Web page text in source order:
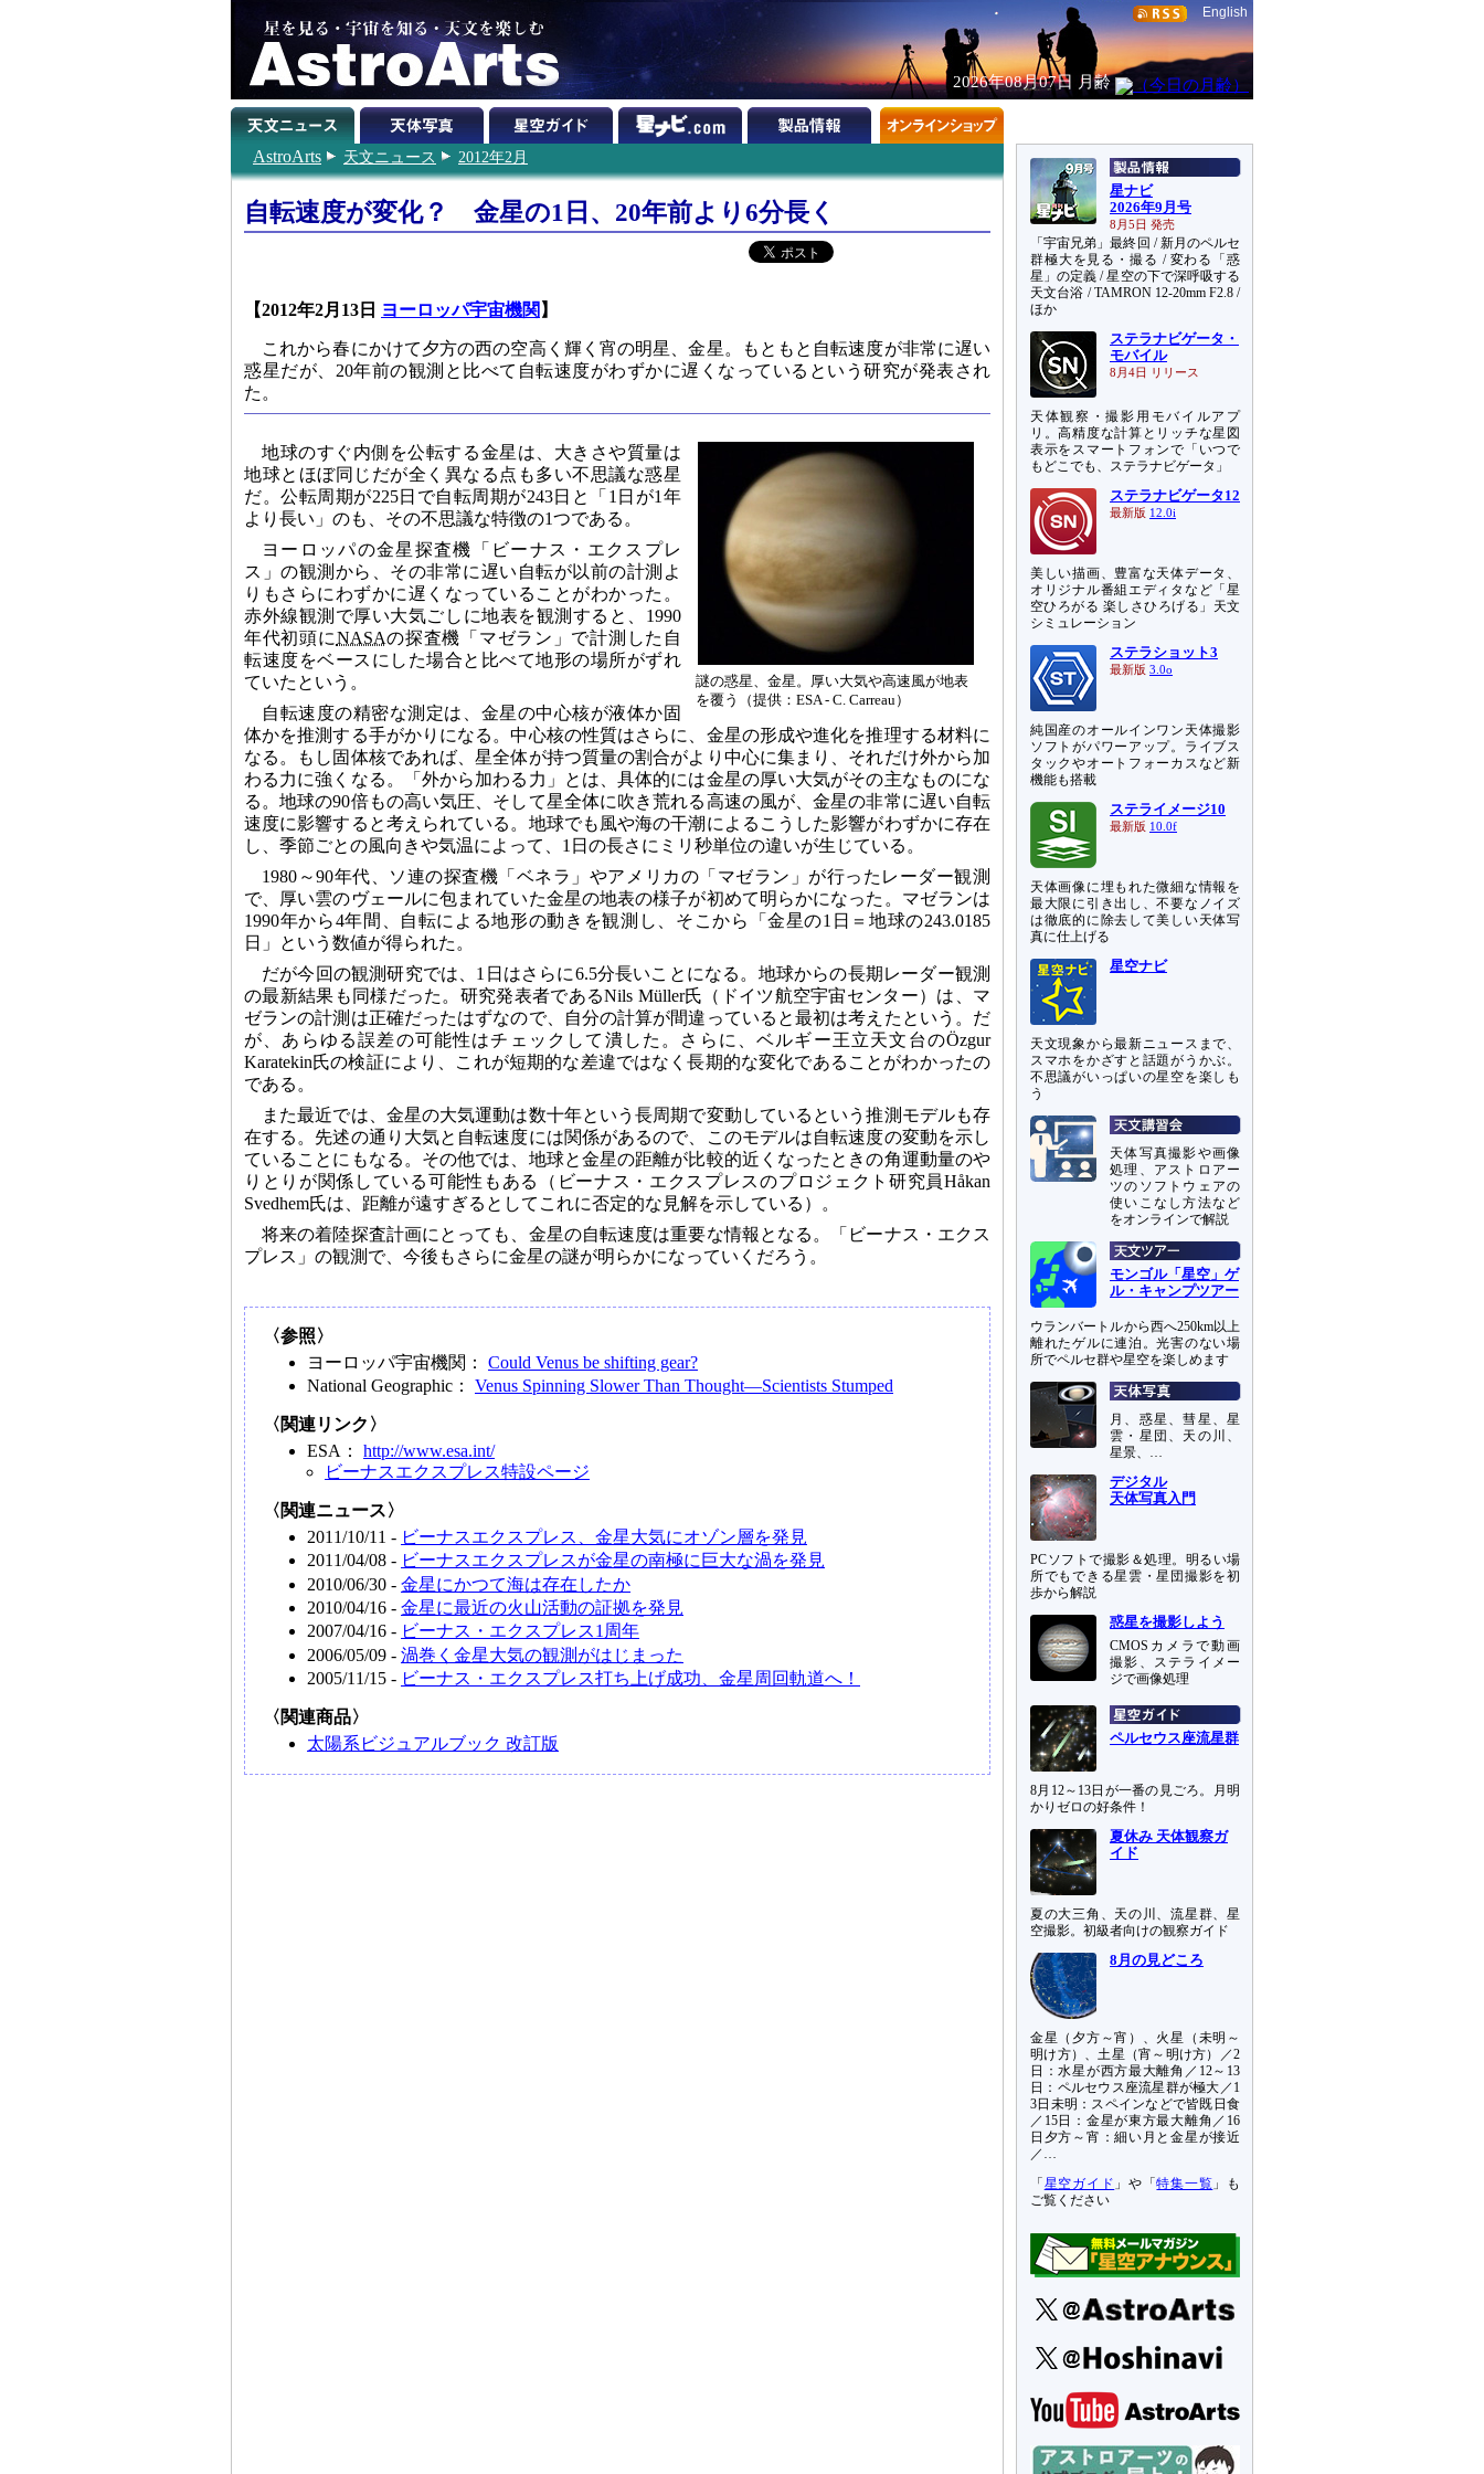
English
2026年08月07日 月齢
AstroArts 天文ニュース 2012年2月
自転速度が変化？ 金星の1日、20年前より6分長く
【2012年2月13日 ヨーロッパ宇宙機関 】
これから春にかけて夕方の西の空高く輝く宵の明星、金星。もともと自転速度が非常に遅い
惑星だが、20年前の観測と比べて自転速度がわずかに遅くなっているという研究が発表され
た。
謎の惑星、金星。厚い大気や高速風が地表
を覆う（提供：ESA - C. Carreau）
地球のすぐ内側を公転する金星は、大きさや質量は
地球とほぼ同じだが全く異なる点も多い不思議な惑星
だ。公転周期が225日で自転周期が243日と「1日が1年
より長い」のも、その不思議な特徴の1つである。
ヨーロッパの金星探査機「ビーナス・エクスプレ
ス」の観測から、その非常に遅い自転が以前の計測よ
りもさらにわずかに遅くなっていることがわかった。
赤外線観測で厚い大気ごしに地表を観測すると、1990
年代初頭にNASAの探査機「マゼラン」で計測した自
転速度をベースにした場合と比べて地形の場所がずれ
ていたという。
自転速度の精密な測定は、金星の中心核が液体か固
体かを推測する手がかりになる。中心核の性質はさらに、金星の形成や進化を推理する材料に
なる。もし固体核であれば、星全体が持つ質量の割合がより中心に集まり、それだけ外から加
わる力に強くなる。「外から加わる力」とは、具体的には金星の厚い大気がその主なものにな
る。地球の90倍もの高い気圧、そして星全体に吹き荒れる高速の風が、金星の非常に遅い自転
速度に影響すると考えられている。地球でも風や海の干潮によるこうした影響がわずかに存在
し、季節ごとの風向きや気温によって、1日の長さにミリ秒単位の違いが生じている。
1980～90年代、ソ連の探査機「ベネラ」やアメリカの「マゼラン」が行ったレーダー観測
で、厚い雲のヴェールに包まれていた金星の地表の様子が初めて明らかになった。マゼランは
1990年から4年間、自転による地形の動きを観測し、そこから「金星の1日＝地球の243.0185
日」という数値が得られた。
だが今回の観測研究では、1日はさらに6.5分長いことになる。地球からの長期レーダー観測
の最新結果も同様だった。研究発表者であるNils Müller氏（ドイツ航空宇宙センター）は、マ
ゼランの計測は正確だったはずなので、自分の計算が間違っていると最初は考えたという。だ
が、あらゆる誤差の可能性はチェックして潰した。さらに、ベルギー王立天文台のÖzgur
Karatekin氏の検証により、これが短期的な差違ではなく長期的な変化であることがわかったの
である。
また最近では、金星の大気運動は数十年という長周期で変動しているという推測モデルも存
在する。先述の通り大気と自転速度には関係があるので、このモデルは自転速度の変動を示し
ていることにもなる。その他では、地球と金星の距離が比較的近くなったときの角運動量のや
りとりが関係している可能性もある（ビーナス・エクスプレスのプロジェクト研究員Håkan
Svedhem氏は、距離が遠すぎるとしてこれに否定的な見解を示している）。
将来の着陸探査計画にとっても、金星の自転速度は重要な情報となる。「ビーナス・エクス
プレス」の観測で、今後もさらに金星の謎が明らかになっていくだろう。
〈参照〉
ヨーロッパ宇宙機関： Could Venus be shifting gear?
National Geographic： Venus Spinning Slower Than Thought―Scientists Stumped
〈関連リンク〉
ESA： http://www.esa.int/
ビーナスエクスプレス特設ページ
〈関連ニュース〉
2011/10/11 - ビーナスエクスプレス、金星大気にオゾン層を発見
2011/04/08 - ビーナスエクスプレスが金星の南極に巨大な渦を発見
2010/06/30 - 金星にかつて海は存在したか
2010/04/16 - 金星に最近の火山活動の証拠を発見
2007/04/16 - ビーナス・エクスプレス1周年
2006/05/09 - 渦巻く金星大気の観測がはじまった
2005/11/15 - ビーナス・エクスプレス打ち上げ成功、金星周回軌道へ！
〈関連商品〉
太陽系ビジュアルブック 改訂版
星ナビ
2026年9月号
8月5日 発売
「宇宙兄弟」最終回 / 新月のペルセ
群極大を見る・撮る / 変わる「惑
星」の定義 / 星空の下で深呼吸する
天文台浴 / TAMRON 12-20mm F2.8 /
ほか
ステラナビゲータ・
モバイル
8月4日 リリース
天体観察・撮影用モバイルアプ
リ。高精度な計算とリッチな星図
表示をスマートフォンで「いつで
もどこでも、ステラナビゲータ」
ステラナビゲータ12
最新版 12.0i
美しい描画、豊富な天体データ、
オリジナル番組エディタなど「星
空ひろがる 楽しさひろげる」天文
シミュレーション
ステラショット3
最新版 3.0o
純国産のオールインワン天体撮影
ソフトがパワーアップ。ライブス
タックやオートフォーカスなど新
機能も搭載
ステライメージ10
最新版 10.0f
天体画像に埋もれた微細な情報を
最大限に引き出し、不要なノイズ
は徹底的に除去して美しい天体写
真に仕上げる
星空ナビ
天文現象から最新ニュースまで、
スマホをかざすと話題がうかぶ。
不思議がいっぱいの星空を楽しも
う
天体写真撮影や画像
処理、アストロアー
ツのソフトウェアの
使いこなし方法など
をオンラインで解説
モンゴル「星空」ゲ
ル・キャンプツアー
ウランバートルから西へ250km以上
離れたゲルに連泊。光害のない場
所でペルセ群や星空を楽しめます
月、惑星、彗星、星
雲・星団、天の川、
星景、…
デジタル
天体写真入門
PCソフトで撮影＆処理。明るい場
所でもできる星雲・星団撮影を初
歩から解説
惑星を撮影しよう
CMOSカメラで動画
撮影、ステライメー
ジで画像処理
ペルセウス座流星群
8月12～13日が一番の見ごろ。月明
かりゼロの好条件！
夏休み 天体観察ガ
イド
夏の大三角、天の川、流星群、星
空撮影。初級者向けの観察ガイド
8月の見どころ
金星（夕方～宵）、火星（未明～
明け方）、土星（宵～明け方）／2
日：水星が西方最大離角／12～13
日：ペルセウス座流星群が極大／1
3日未明：スペインなどで皆既日食
／15日：金星が東方最大離角／16
日夕方～宵：細い月と金星が接近
／…
「 星空ガイド 」や「特集一覧 」も
ご覧ください